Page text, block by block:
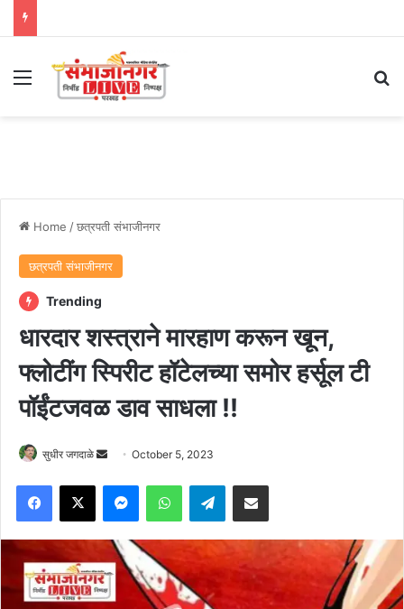
Menu
Home /छत्रपती संभाजीनगर
छत्रपती संभाजीनगर
Trending
धारदार शस्त्राने मारहाण करून खून,
फ्लोटींग स्पिरीट हॉटेलच्या समोर हर्सूल टी
पॉईंटजवळ डाव साधला !!
सुधीर जगदाळे
Send
email
October 5, 2023
Facebook
X MessengerWhatsAppTelegramShare via Email